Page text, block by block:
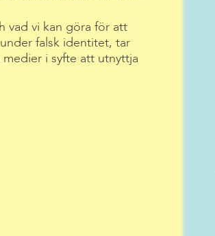
vad vi kan göra för att
falsk identitet, tar
i syfte att utnyttja